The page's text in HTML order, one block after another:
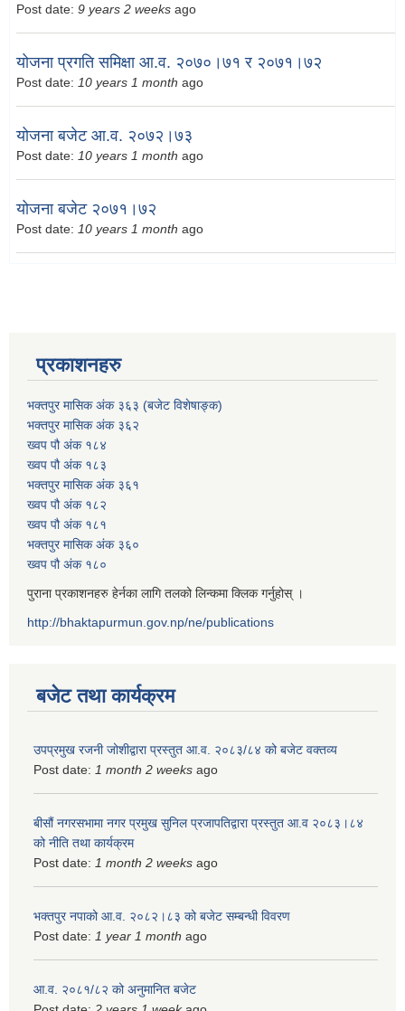
Post date: 9 years 2 weeks ago
योजना प्रगति समिक्षा आ.व. २०७०।७१ र २०७१।७२
Post date: 10 years 1 month ago
योजना बजेट आ.व. २०७२।७३
Post date: 10 years 1 month ago
योजना बजेट २०७१।७२
Post date: 10 years 1 month ago
प्रकाशनहरु
भक्तपुर मासिक अंक ३६३ (बजेट विशेषाङ्क)
भक्तपुर मासिक अंक ३६२
ख्वप पौ अंक १८४
ख्वप पौ अंक १८३
भक्तपुर मासिक अंक ३६१
ख्वप पौ अंक १८२
ख्वप पौ अंक १८१
भक्तपुर मासिक अंक ३६०
ख्वप पौ अंक १८०
पुराना प्रकाशनहरु हेर्नका लागि तलको लिन्कमा क्लिक गर्नुहोस् ।
http://bhaktapurmun.gov.np/ne/publications
बजेट तथा कार्यक्रम
उपप्रमुख रजनी जोशीद्वारा प्रस्तुत आ.व. २०८३/८४ को बजेट वक्तव्य
Post date: 1 month 2 weeks ago
बीसौं नगरसभामा नगर प्रमुख सुनिल प्रजापतिद्वारा प्रस्तुत आ.व‍ २०८३।८४
को नीति तथा कार्यक्रम
Post date: 1 month 2 weeks ago
भक्तपुर नपाको आ.व. २०८२।८३ को बजेट सम्बन्धी विवरण
Post date: 1 year 1 month ago
आ.व. २०८१/८२ को अनुमानित बजेट